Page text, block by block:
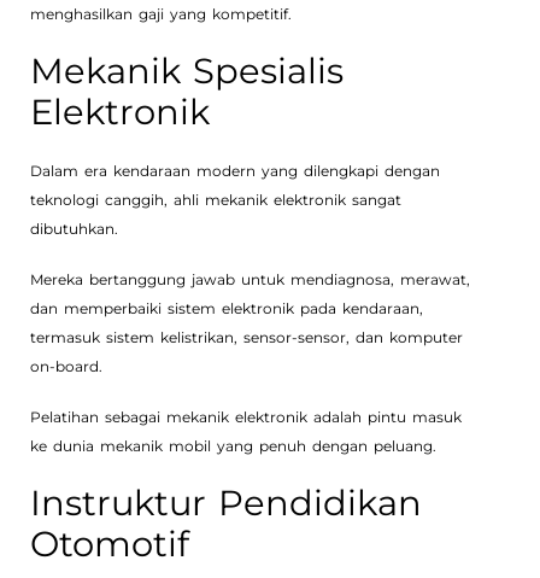
menghasilkan gaji yang kompetitif.
Mekanik Spesialis
Elektronik
Dalam era kendaraan modern yang dilengkapi dengan
teknologi canggih, ahli mekanik elektronik sangat
dibutuhkan.
Mereka bertanggung jawab untuk mendiagnosa, merawat,
dan memperbaiki sistem elektronik pada kendaraan,
termasuk sistem kelistrikan, sensor-sensor, dan komputer
on-board.
Pelatihan sebagai mekanik elektronik adalah pintu masuk
ke dunia mekanik mobil yang penuh dengan peluang.
Instruktur Pendidikan
Otomotif